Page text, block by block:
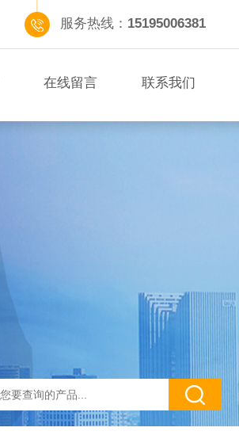
服务热线： 15195006381
在线留言 联系我们